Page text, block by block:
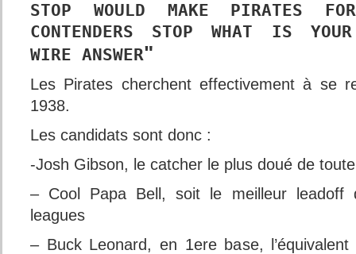
STOP WOULD MAKE PIRATES
CONTENDERS STOP WHAT IS
WIRE ANSWER"
Les Pirates cherchent effectivement à se
1938.
Les candidats sont donc :
-Josh Gibson, le catcher le plus doué de
– Cool Papa Bell, soit le meilleur leadoff
leagues
– Buck Leonard, en 1ere base,